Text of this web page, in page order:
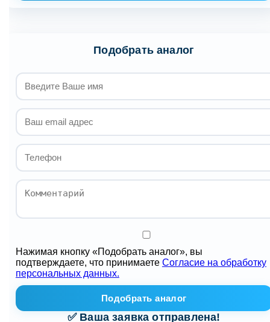
Подобрать аналог
Нажимая кнопку «Подобрать аналог», вы
подтверждаете, что принимаетеСогласие на обработку
персональных данных.
Подобрать аналог
✅ Ваша заявка отправлена!